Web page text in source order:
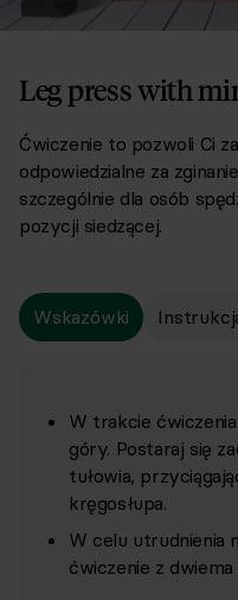
Leg press with
Ćwiczenie to pozwoli Ci
odpowiedzialne za
szczególnie dla osób
pozycji siedzącej.
Wskazówki
W trakcie
góry. Postaraj się
tułowia,
kręgosłupa.
W celu utrudnienia
ćwiczenie z